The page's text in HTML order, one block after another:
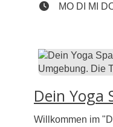
MO Montag
DI MI
Dein Yoga
Willkommen im